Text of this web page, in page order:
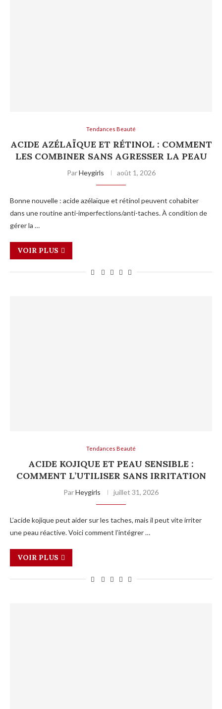
Tendances Beauté
ACIDE AZÉLAÏQUE ET RÉTINOL : COMMENT
LES COMBINER SANS AGRESSER LA PEAU
ParHeygirls août 1, 2026
Bonne nouvelle : acide azélaïque et rétinol peuvent cohabiter
dans une routine anti-imperfections/anti-taches. À condition de
gérer la …
VOIR PLUS
Tendances Beauté
ACIDE KOJIQUE ET PEAU SENSIBLE :
COMMENT L’UTILISER SANS IRRITATION
ParHeygirls juillet 31, 2026
L’acide kojique peut aider sur les taches, mais il peut vite irriter
une peau réactive. Voici comment l’intégrer …
VOIR PLUS